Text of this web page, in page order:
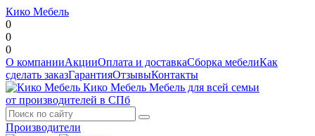
Кико Мебель
0
0
0
О компанииАкцииОплата и доставкаСборка мебелиКак
сделать заказГарантияОтзывыКонтакты
Кико Мебель Мебель для всей семьи
от производителей в СПб
Производители